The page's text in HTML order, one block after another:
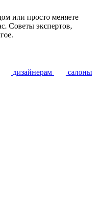
или просто меняете
Советы экспертов,
дизайнерам салоны